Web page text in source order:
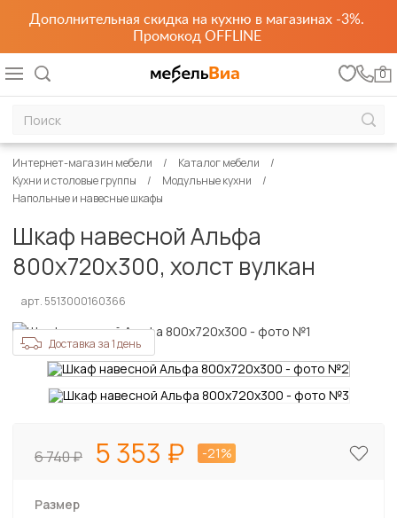
Дополнительная скидка на кухню в магазинах -3%.
Промокод OFFLINE
0
Интернет-магазин мебели
Каталог мебели
Кухни и столовые группы
Модульные кухни
Напольные и навесные шкафы
Шкаф навесной Альфа
800х720х300, холст вулкан
арт. 5513000160366
Доставка за 1 день
6 740 5 353 -21%
Размер